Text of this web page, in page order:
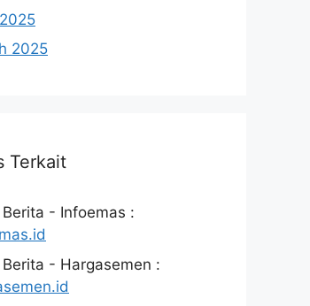
2025
Terkait
- Infoemas :
- Hargasemen :